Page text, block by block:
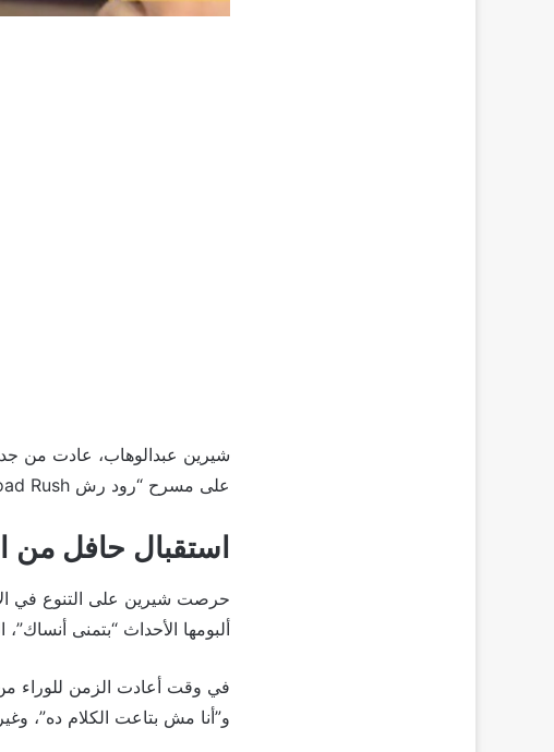
شيرين عبدالوهاب، عادت من
على مسرح “رود رش Road Rush”، وقدمت مجموعة من أجمل أعمالها الغنائية.
استقبال حافل من
حرصت شيرين على التنوع في
ألبومها الأحداث “بتمنى
في وقت أعادت الزمن للوراء من
و”أنا مش بتاعت الكلام ده”،